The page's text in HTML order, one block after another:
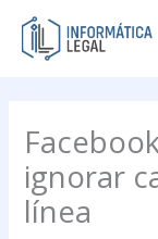
contenido
ignorar
línea